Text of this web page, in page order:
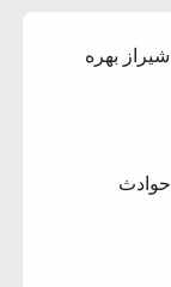
بهره
۳۸ درصدی حوادث